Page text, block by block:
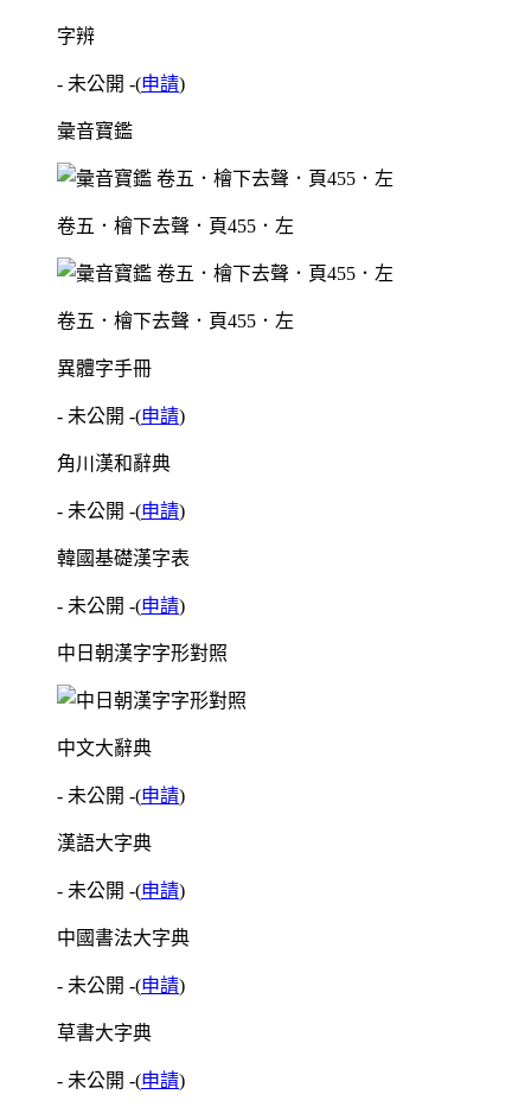
字辨
- 未公開 -(申請)
彙音寶鑑
卷五．檜下去聲．頁455．左
卷五．檜下去聲．頁455．左
異體字手冊
- 未公開 -(申請)
角川漢和辭典
- 未公開 -(申請)
韓國基礎漢字表
- 未公開 -(申請)
中日朝漢字字形對照
中文大辭典
- 未公開 -(申請)
漢語大字典
- 未公開 -(申請)
中國書法大字典
- 未公開 -(申請)
草書大字典
- 未公開 -(申請)